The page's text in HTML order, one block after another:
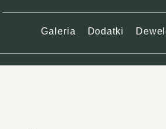
Galeria Dodatki